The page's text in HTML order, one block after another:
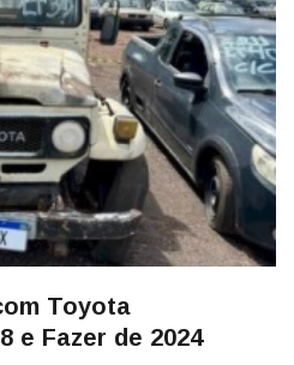
Toyota
e Fazer de 2024